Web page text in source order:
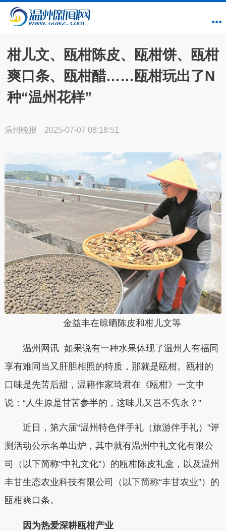
柑儿文、瓯柑陈皮、瓯柑饼、瓯柑
爽口条、瓯柑醋……瓯柑玩出了N
种“温州花样”
温州晚报 2025-07-07 08:18:51
金益丰在晾晒陈皮和柑儿文等
温州网讯 如果说有一种水果体现了温州人有福同
享有难同当又肝胆相照的特质，那就是瓯柑。瓯柑的
口味是先苦后甜，温籍作家琦君在《瓯柑》一文中
说：“人生原是甘苦参半的，这味儿又岂不隽永？”
近日，第六届“温州特色伴手礼（旅游伴手礼）”评
测活动公示名单出炉，其中就有温州中礼文化有限公
司（以下简称“中礼文化”）的瓯柑陈皮礼盒，以及温州
丰甘生态农业科技有限公司（以下简称“丰甘农业”）的
瓯柑爽口条。
因为热爱深耕瓯柑产业